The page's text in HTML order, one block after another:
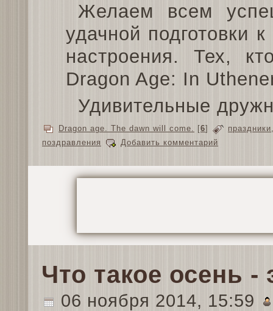
Желаем всем
удачной подготовки
настроения. Тех,
Dragon Age: In
Удивительные
Dragon age. The dawn will come. [6] праздники
поздравления
Добавить комментарий
Что такое осень -
06 ноября 2014, 15:59